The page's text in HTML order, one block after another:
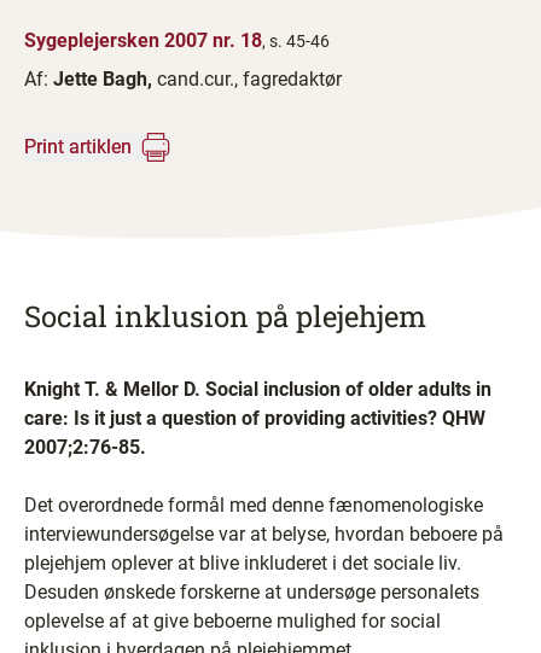
Sygeplejersken 2007 nr. 18, s. 45-46
Af: Jette Bagh, cand.cur., fagredaktør
Print artiklen
Social inklusion på plejehjem
Knight T. & Mellor D. Social inclusion of older adults in
care: Is it just a question of providing activities? QHW
2007;2:76-85.
Det overordnede formål med denne fænomenologiske
interviewundersøgelse var at belyse, hvordan beboere på
plejehjem oplever at blive inkluderet i det sociale liv.
Desuden ønskede forskerne at undersøge personalets
oplevelse af at give beboerne mulighed for social